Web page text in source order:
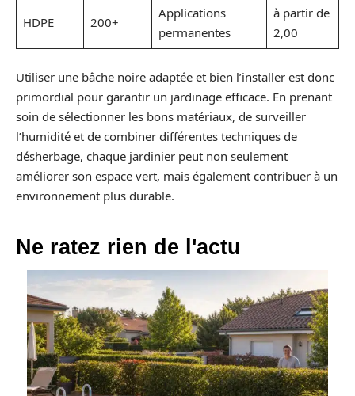
HDPE 200+
Applications
permanentes
à partir de
2,00
Utiliser une bâche noire adaptée et bien l’installer est donc
primordial pour garantir un jardinage efficace. En prenant
soin de sélectionner les bons matériaux, de surveiller
l’humidité et de combiner différentes techniques de
désherbage, chaque jardinier peut non seulement
améliorer son espace vert, mais également contribuer à un
environnement plus durable.
Ne ratez rien de l'actu